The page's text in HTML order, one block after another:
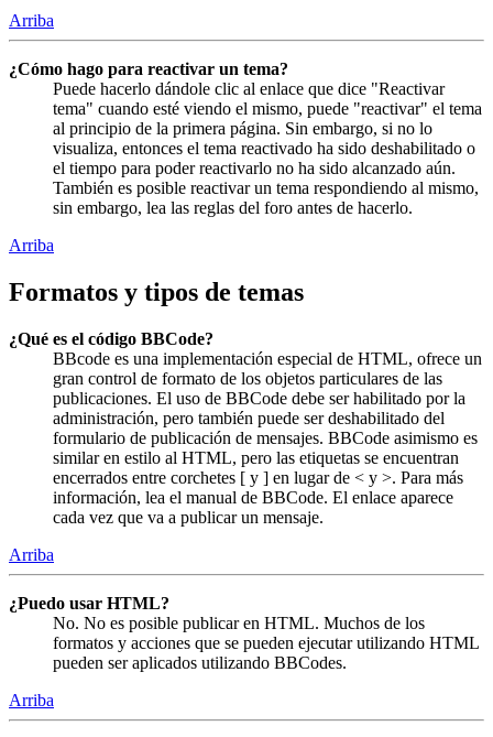
Arriba
¿Cómo hago para reactivar un tema?
Puede hacerlo dándole clic al enlace que dice "Reactivar
tema" cuando esté viendo el mismo, puede "reactivar" el tema
al principio de la primera página. Sin embargo, si no lo
visualiza, entonces el tema reactivado ha sido deshabilitado o
el tiempo para poder reactivarlo no ha sido alcanzado aún.
También es posible reactivar un tema respondiendo al mismo,
sin embargo, lea las reglas del foro antes de hacerlo.
Arriba
Formatos y tipos de temas
¿Qué es el código BBCode?
BBcode es una implementación especial de HTML, ofrece un
gran control de formato de los objetos particulares de las
publicaciones. El uso de BBCode debe ser habilitado por la
administración, pero también puede ser deshabilitado del
formulario de publicación de mensajes. BBCode asimismo es
similar en estilo al HTML, pero las etiquetas se encuentran
encerrados entre corchetes [ y ] en lugar de < y >. Para más
información, lea el manual de BBCode. El enlace aparece
cada vez que va a publicar un mensaje.
Arriba
¿Puedo usar HTML?
No. No es posible publicar en HTML. Muchos de los
formatos y acciones que se pueden ejecutar utilizando HTML
pueden ser aplicados utilizando BBCodes.
Arriba